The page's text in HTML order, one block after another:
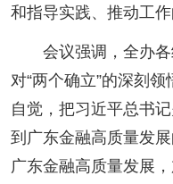
和指导实践、推动工作
会议强调，全办各
对“两个确立”的深刻
自觉，把习近平总书
到广东金融高质量发
广东金融高质量发展